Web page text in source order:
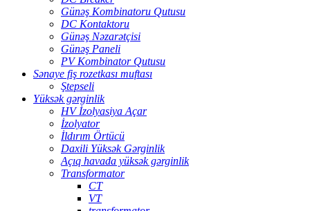
Günəş Kombinatoru Qutusu
DC Kontaktoru
Günəş Nəzarətçisi
Günəş Paneli
PV Kombinator Qutusu
Sənaye fiş rozetkası muftası
Ştepseli
Yüksək gərginlik
HV İzolyasiya Açar
İzolyator
İldırım Örtücü
Daxili Yüksək Gərginlik
Açıq havada yüksək gərginlik
Transformator
CT
VT